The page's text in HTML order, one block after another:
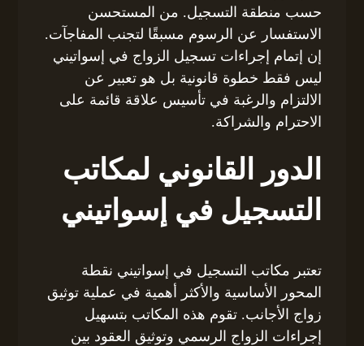
حسب منطقة التسجيل. من المستحسن
الاستفسار عن الرسوم مسبقًا لتجنب المفاجآت.
إن إتمام إجراءات تسجيل الزواج في إسواتيني
ليس فقط خطوة قانونية بل هو تعبير عن
الالتزام والرغبة في تأسيس علاقة قائمة على
الاحترام والشراكة.
الدور القانوني لمكاتب
التسجيل في إسواتيني
تعتبر مكاتب التسجيل في إسواتيني نقطة
المحور الأساسية والأكثر أهمية في عملية توثيق
زواج الأجانب. تقوم هذه المكاتب بتسهيل
إجراءات الزواج الرسمي وتوثيق العقود بين